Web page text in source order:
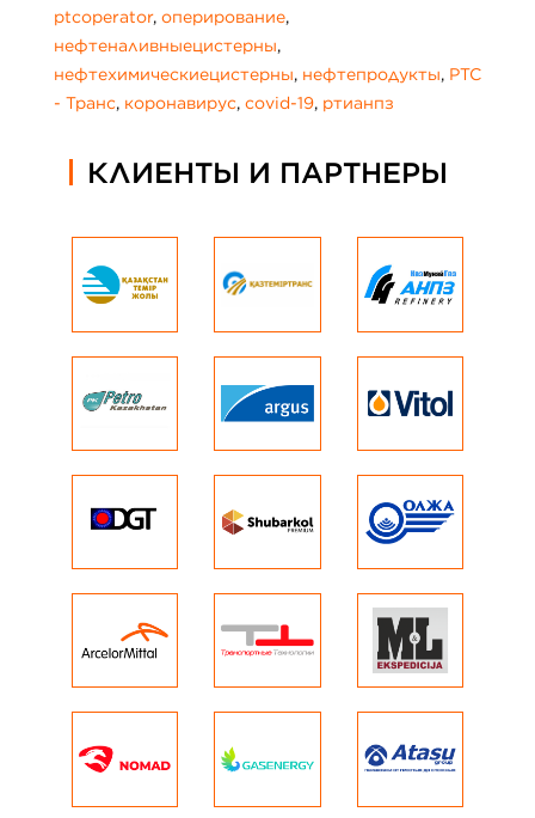
ptcoperator, оперирование,
нефтеналивныецистерны,
нефтехимическиецистерны, нефтепродукты, РТС
- Транс, коронавирус, covid-19, ртианпз
КЛИЕНТЫ И ПАРТНЕРЫ